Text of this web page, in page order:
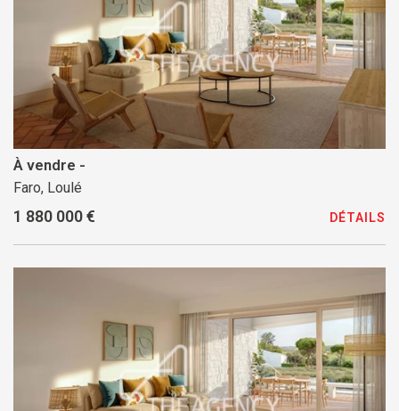
À vendre -
Faro, Loulé
1 880 000 € DÉTAILS